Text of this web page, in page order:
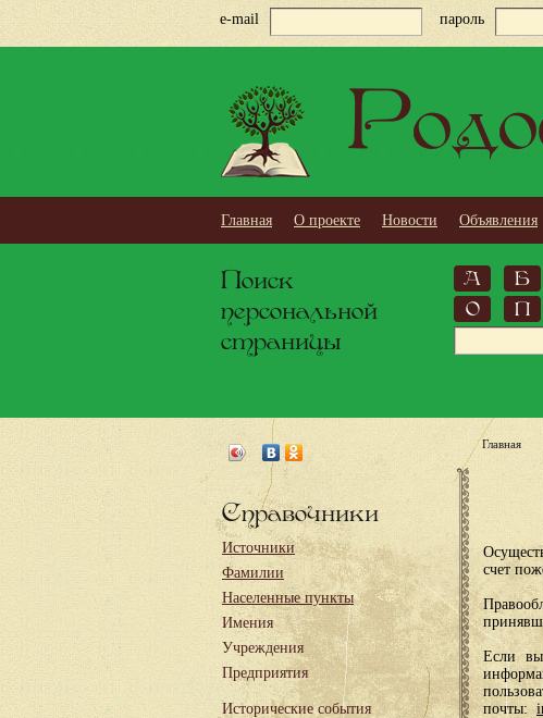
e-mail пароль
Главная О проекте Новости Объявления
Поиск
персональной
страницы
А Б
О
П
Справочники
Источники
Фамилии
Населенные пункты
Имения
Учреждения
Предприятия
Исторические события
Главная
счет
Если вы
почты: